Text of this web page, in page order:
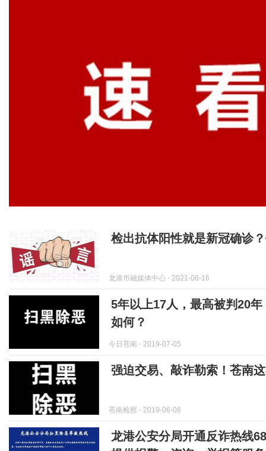
检出抗体阳性就是新冠确诊
龙港市融媒体中心 ⋅ 2021-06-16
5年以上17人，最高被判20
如何？
今日苍南 ⋅ 2019-07-05
强迫交易、敲诈勒索！苍南
苍南检察 ⋅ 2019-06-06
龙港公安分局开通反诈热线